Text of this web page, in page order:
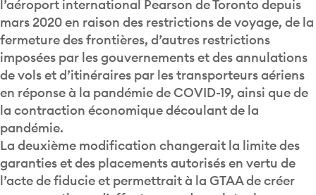
l’aéroport international Pearson de Toronto depuis
mars 2020 en raison des restrictions de voyage, de la
fermeture des frontières, d’autres restrictions
imposées par les gouvernements et des annulations
de vols et d’itinéraires par les transporteurs aériens
en réponse à la pandémie de COVID-19, ainsi que de
la contraction économique découlant de la
pandémie.
La deuxième modification changerait la limite des
garanties et des placements autorisés en vertu de
l’acte de fiducie et permettrait à la GTAA de créer